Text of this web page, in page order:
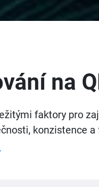
na
faktory pro
konzistence